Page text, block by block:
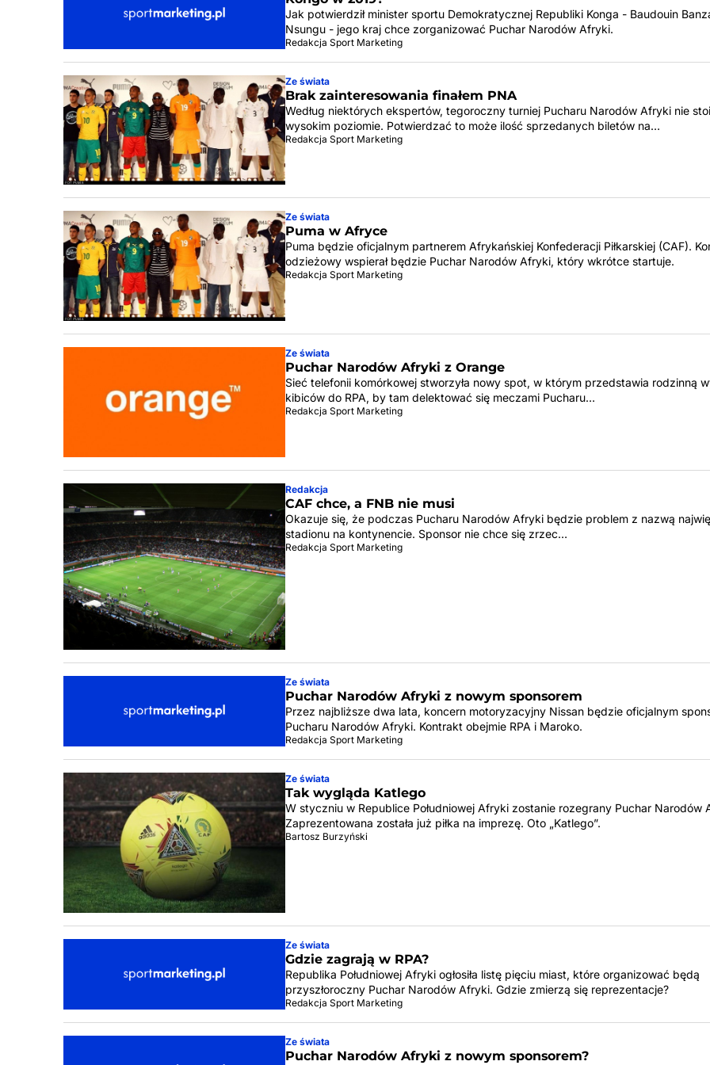
Jak potwierdził minister sportu Demokratycznej Republiki Konga - Baudouin
Nsungu - jego kraj chce zorganizować Puchar Narodów Afryki.
Redakcja Sport Marketing
Ze świata
Brak zainteresowania finałem PNA
Według niektórych ekspertów, tegoroczny turniej Pucharu Narodów Afryki nie
wysokim poziomie. Potwierdzać to może ilość sprzedanych biletów na…
Redakcja Sport Marketing
Ze świata
Puma w Afryce
Puma będzie oficjalnym partnerem Afrykańskiej Konfederacji Piłkarskiej (CAF).
odzieżowy wspierał będzie Puchar Narodów Afryki, który wkrótce startuje.
Redakcja Sport Marketing
Ze świata
Puchar Narodów Afryki z Orange
Sieć telefonii komórkowej stworzyła nowy spot, w którym przedstawia rodzinną
kibiców do RPA, by tam delektować się meczami Pucharu…
Redakcja Sport Marketing
Redakcja
CAF chce, a FNB nie musi
Okazuje się, że podczas Pucharu Narodów Afryki będzie problem z nazwą
stadionu na kontynencie. Sponsor nie chce się zrzec…
Redakcja Sport Marketing
Ze świata
Puchar Narodów Afryki z nowym sponsorem
Przez najbliższe dwa lata, koncern motoryzacyjny Nissan będzie oficjalnym
Pucharu Narodów Afryki. Kontrakt obejmie RPA i Maroko.
Redakcja Sport Marketing
Ze świata
Tak wygląda Katlego
W styczniu w Republice Południowej Afryki zostanie rozegrany Puchar Narodów
Zaprezentowana została już piłka na imprezę. Oto „Katlego”.
Bartosz Burzyński
Ze świata
Gdzie zagrają w RPA?
Republika Południowej Afryki ogłosiła listę pięciu miast, które organizować będą
przyszłoroczny Puchar Narodów Afryki. Gdzie zmierzą się reprezentacje?
Redakcja Sport Marketing
Ze świata
Puchar Narodów Afryki z nowym sponsorem?